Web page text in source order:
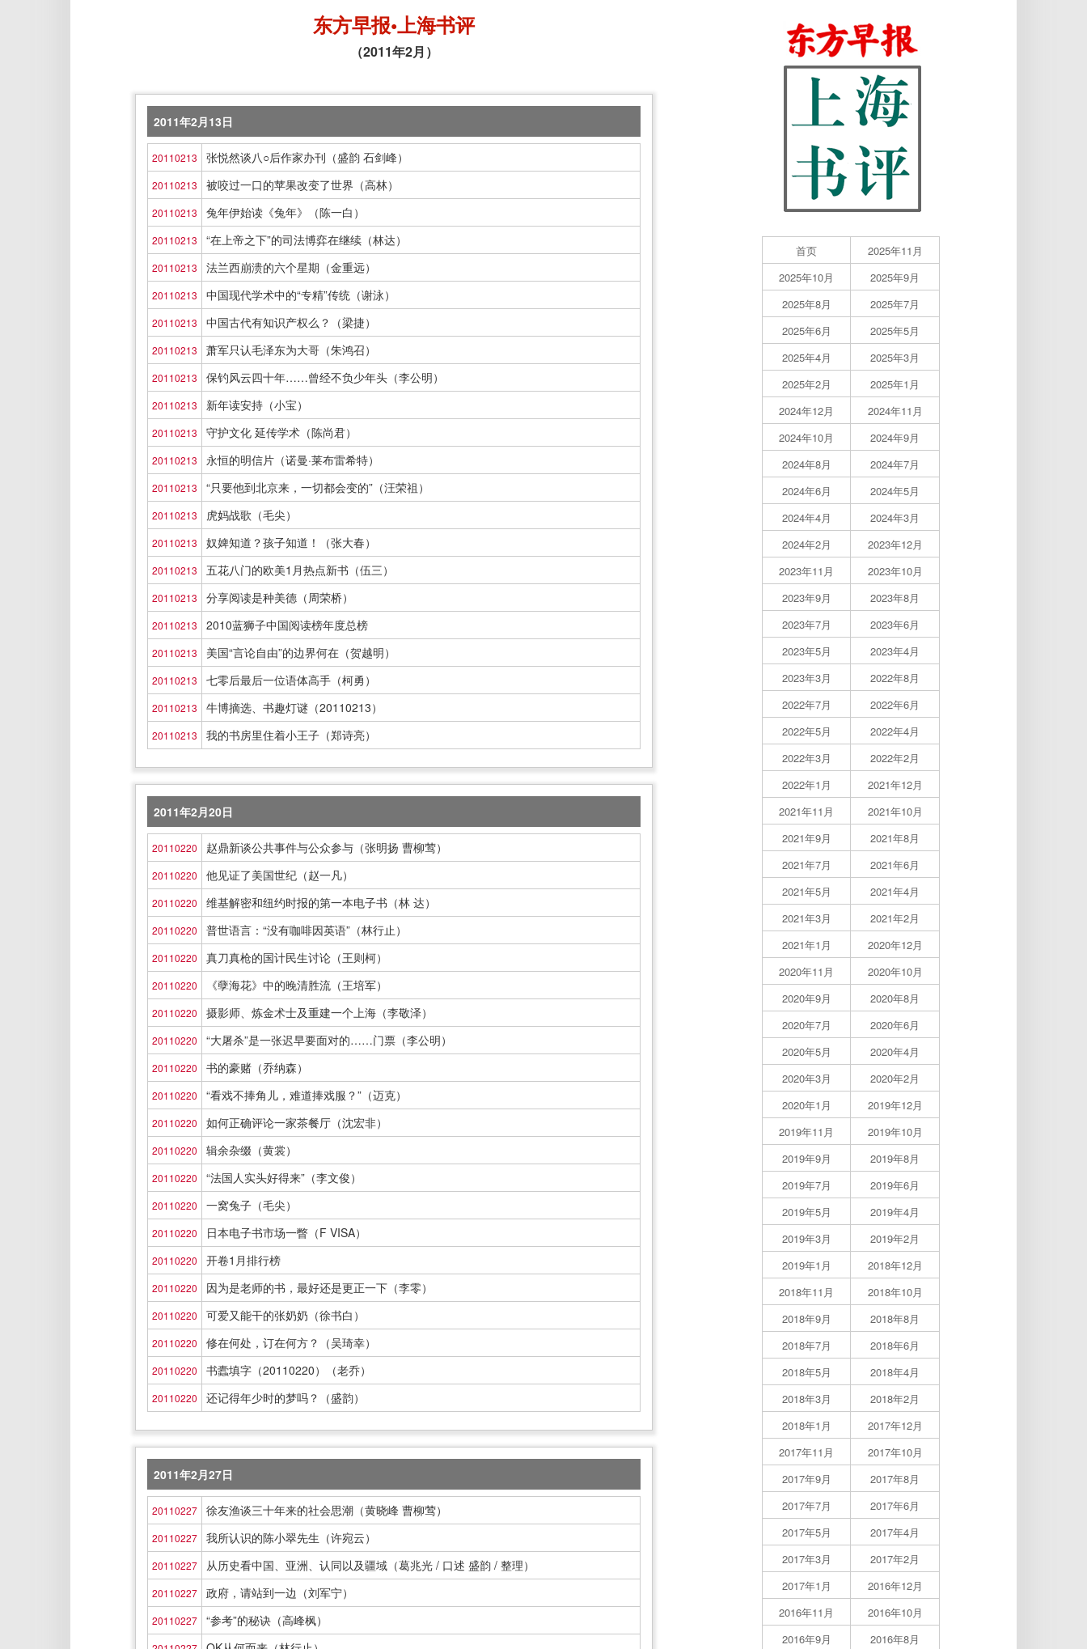
东方早报•上海书评
（2011年2月）
2011年2月13日
20110213 张悦然谈八○后作家办刊（盛韵 石剑峰）
20110213 被咬过一口的苹果改变了世界（高林）
20110213 兔年伊始读《兔年》（陈一白）
20110213 “在上帝之下”的司法博弈在继续（林达）
20110213 法兰西崩溃的六个星期（金重远）
20110213 中国现代学术中的“专精”传统（谢泳）
20110213 中国古代有知识产权么？（梁捷）
20110213 萧军只认毛泽东为大哥（朱鸿召）
20110213 保钓风云四十年……曾经不负少年头（李公明）
20110213 新年读安持（小宝）
20110213 守护文化 延传学术（陈尚君）
20110213 永恒的明信片（诺曼·莱布雷希特）
20110213 “只要他到北京来，一切都会变的”（汪荣祖）
20110213 虎妈战歌（毛尖）
20110213 奴婢知道？孩子知道！（张大春）
20110213 五花八门的欧美1月热点新书（伍三）
20110213 分享阅读是种美德（周荣桥）
20110213 2010蓝狮子中国阅读榜年度总榜
20110213 美国“言论自由”的边界何在（贺越明）
20110213 七零后最后一位语体高手（柯勇）
20110213 牛博摘选、书趣灯谜（20110213）
20110213 我的书房里住着小王子（郑诗亮）
2011年2月20日
20110220 赵鼎新谈公共事件与公众参与（张明扬 曹柳莺）
20110220 他见证了美国世纪（赵一凡）
20110220 维基解密和纽约时报的第一本电子书（林 达）
20110220 普世语言：“没有咖啡因英语”（林行止）
20110220 真刀真枪的国计民生讨论（王则柯）
20110220 《孽海花》中的晚清胜流（王培军）
20110220 摄影师、炼金术士及重建一个上海（李敬泽）
20110220 “大屠杀”是一张迟早要面对的……门票（李公明）
20110220 书的豪赌（乔纳森）
20110220 “看戏不捧角儿，难道捧戏服？”（迈克）
20110220 如何正确评论一家茶餐厅（沈宏非）
20110220 辑余杂缀（黄裳）
20110220 “法国人实头好得来”（李文俊）
20110220 一窝兔子（毛尖）
20110220 日本电子书市场一瞥（F VISA）
20110220 开卷1月排行榜
20110220 因为是老师的书，最好还是更正一下（李零）
20110220 可爱又能干的张奶奶（徐书白）
20110220 修在何处，订在何方？（吴琦幸）
20110220 书蠹填字（20110220）（老乔）
20110220 还记得年少时的梦吗？（盛韵）
2011年2月27日
20110227 徐友渔谈三十年来的社会思潮（黄晓峰 曹柳莺）
20110227 我所认识的陈小翠先生（许宛云）
20110227 从历史看中国、亚洲、认同以及疆域（葛兆光 / 口述 盛韵 / 整理）
20110227 政府，请站到一边（刘军宁）
20110227 “参考”的秘诀（高峰枫）
首页
2025年11月
2025年10月
2025年9月
2025年8月
2025年7月
2025年6月
2025年5月
2025年4月
2025年3月
2025年2月
2025年1月
2024年12月
2024年11月
2024年10月
2024年9月
2024年8月
2024年7月
2024年6月
2024年5月
2024年4月
2024年3月
2024年2月
2023年12月
2023年11月
2023年10月
2023年9月
2023年8月
2023年7月
2023年6月
2023年5月
2023年4月
2023年3月
2022年8月
2022年7月
2022年6月
2022年5月
2022年4月
2022年3月
2022年2月
2022年1月
2021年12月
2021年11月
2021年10月
2021年9月
2021年8月
2021年7月
2021年6月
2021年5月
2021年4月
2021年3月
2021年2月
2021年1月
2020年12月
2020年11月
2020年10月
2020年9月
2020年8月
2020年7月
2020年6月
2020年5月
2020年4月
2020年3月
2020年2月
2020年1月
2019年12月
2019年11月
2019年10月
2019年9月
2019年8月
2019年7月
2019年6月
2019年5月
2019年4月
2019年3月
2019年2月
2019年1月
2018年12月
2018年11月
2018年10月
2018年9月
2018年8月
2018年7月
2018年6月
2018年5月
2018年4月
2018年3月
2018年2月
2018年1月
2017年12月
2017年11月
2017年10月
2017年9月
2017年8月
2017年7月
2017年6月
2017年5月
2017年4月
2017年3月
2017年2月
2017年1月
2016年12月
2016年11月
2016年10月
2016年9月
2016年8月